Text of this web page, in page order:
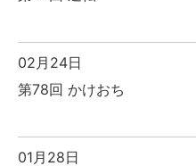
02月24日
第78回 かけおち
01月28日